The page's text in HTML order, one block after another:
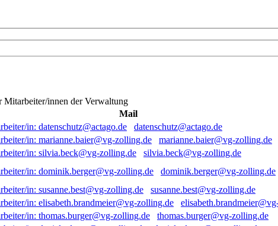
Mitarbeiter/innen der Verwaltung
Mail
datenschutz@actago.de
marianne.baier@vg-zolling.de
silvia.beck@vg-zolling.de
dominik.berger@vg-zolling.de
susanne.best@vg-zolling.de
thomas.burger@vg-zolling.de